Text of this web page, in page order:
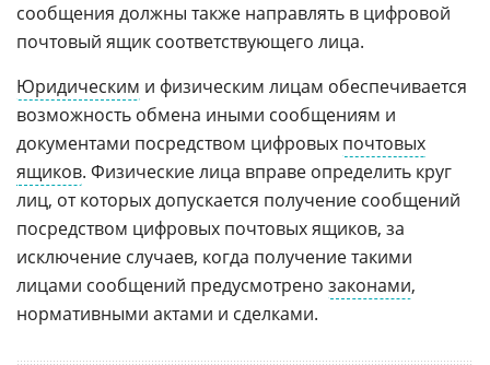
сообщения должны также направлять в цифровой
почтовый ящик соответствующего лица.
Юридическим и физическим лицам обеспечивается
возможность обмена иными сообщениям и
документами посредством цифровых почтовых
ящиков. Физические лица вправе определить круг
лиц, от которых допускается получение сообщений
посредством цифровых почтовых ящиков, за
исключение случаев, когда получение такими
лицами сообщений предусмотрено законами,
нормативными актами и сделками.